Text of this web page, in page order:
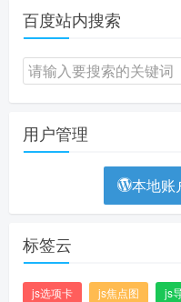
百度站内搜索
用户管理
本地账
标签云
js选项卡 js焦点图 js